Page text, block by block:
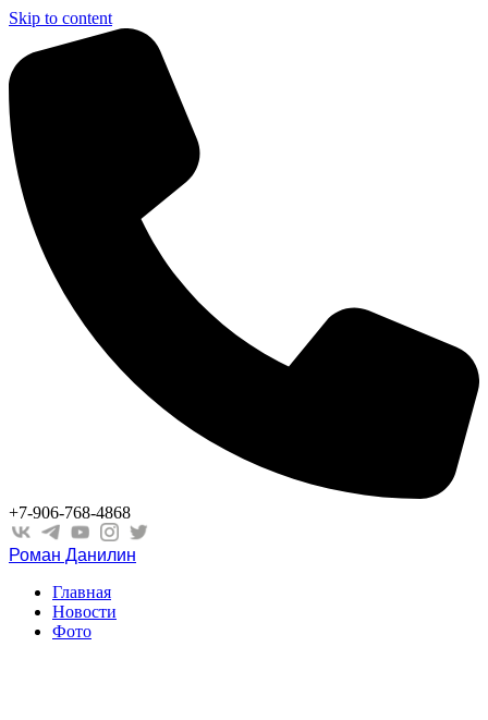
Skip to content
+7-906-768-4868
Роман Данилин
Главная
Новости
Фото